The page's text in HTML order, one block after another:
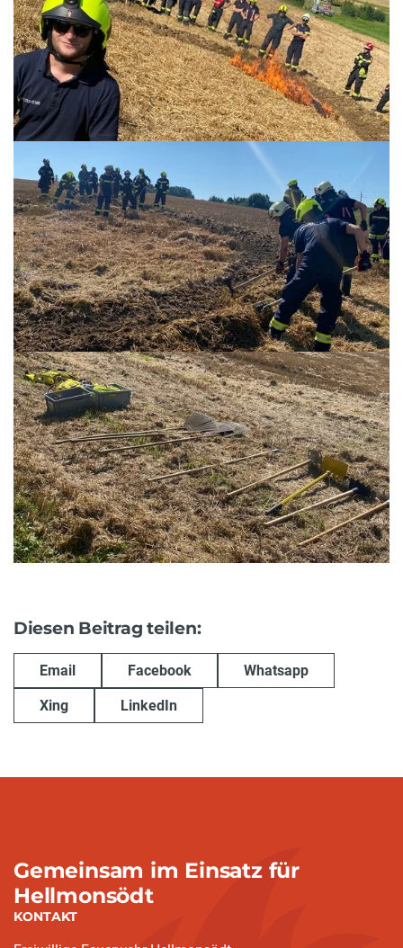
Diesen Beitrag teilen:
Email Facebook Whatsapp
Xing LinkedIn
Gemeinsam im Einsatz für
Hellmonsödt
KONTAKT